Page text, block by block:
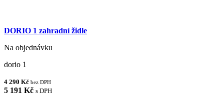
DORIO 1 zahradní židle
Na objednávku
dorio 1
4 290 Kč bez DPH
5 191 Kč s DPH